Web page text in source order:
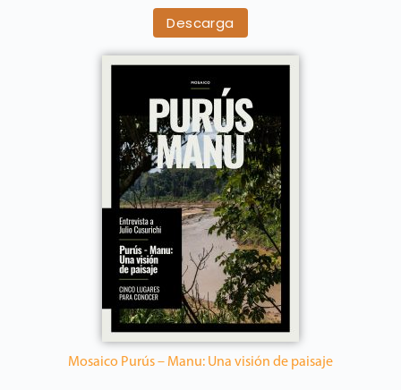
Descarga
Mosaico Purús – Manu: Una visión de paisaje